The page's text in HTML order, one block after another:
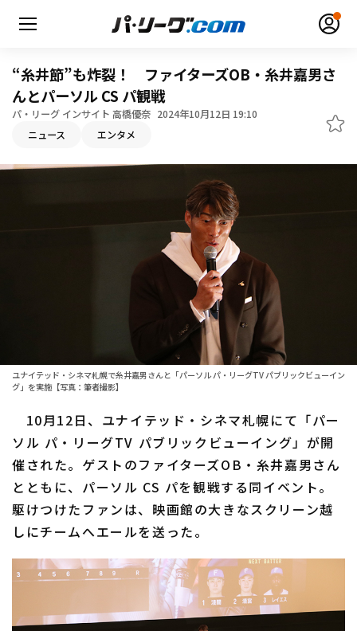
無料アカウント登録
ファーム東地区
ファーム西地区
交流戦
選手名鑑トップ
北海道日本ハムファイターズ
東北楽天ゴールデンイーグルス
埼玉西武ライオンズ
千葉ロッテマリーンズ
オリックス・バファローズ
福岡ソフトバンクホークス
ニュース
設定
“糸井節”も炸裂！ ファイターズOB・糸井嘉男さ
んとパーソル CS パ観戦
パ・リーグ インサイト 高橋優奈 2024年10月12日 19:10
ニュース エンタメ
ユナイテッド・シネマ札幌で糸井嘉男さんと「パーソル パ・リーグTV パブリックビューイン
グ」を実施【写真：筆者撮影】
10月12日、ユナイテッド・シネマ札幌にて「パー
ソル パ・リーグTV パブリックビューイング」が開
催された。ゲストのファイターズOB・糸井嘉男さん
とともに、パーソル CS パを観戦する同イベント。
駆けつけたファンは、映画館の大きなスクリーン越
しにチームへエールを送った。